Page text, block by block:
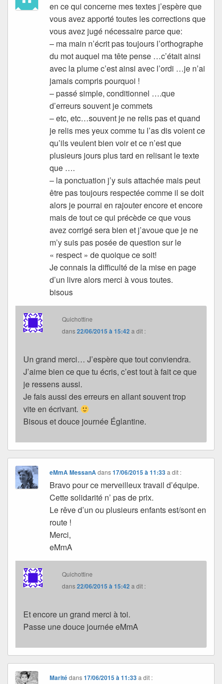
en ce qui concerne mes textes j’espère que
vous avez apporté toutes les corrections que
vous avez jugé nécessaire parce que:
– ma main n’écrit pas toujours l’orthographe
du mot auquel ma tête pense …c’était ainsi
avec la plume c’est ainsi avec l’ordi …je n’ai
jamais compris pourquoi !
– passé simple, conditionnel ….que
d’erreurs souvent je commets
– etc, etc…souvent je ne relis pas et quand
je relis mes yeux comme tu l’as dis voient ce
qu’ils veulent bien voir et ce n’est que
plusieurs jours plus tard en relisant le texte
que ….
– la ponctuation j’y suis attachée mais peut
être pas toujours respectée comme il se doit
alors je pourrai en rajouter encore et encore
mais de tout ce qui précède ce que vous
avez corrigé sera bien et j’avoue que je ne
m’y suis pas posée de question sur le
« respect » de quoique ce soit!
Je connais la difficulté de la mise en page
d’un livre alors merci à vous toutes.
bisous
Quichottine
dans22/06/2015 à 15:42 a dit :
Un grand merci… J’espère que tout conviendra.
J’aime bien ce que tu écris, c’est tout à fait ce que
je ressens aussi.
Je fais aussi des erreurs en allant souvent trop
vite en écrivant.
Bisous et douce journée Églantine.
eMmA MessanAdans17/06/2015 à 11:33 a dit :
Bravo pour ce merveilleux travail d’équipe.
Cette solidarité n’ pas de prix.
Le rêve d’un ou plusieurs enfants est/sont en
route !
Merci,
eMmA
Quichottine
dans22/06/2015 à 15:42 a dit :
Et encore un grand merci à toi.
Passe une douce journée eMmA
Maritédans17/06/2015 à 11:33 a dit :